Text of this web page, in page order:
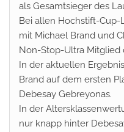
als Gesamtsieger des
Bei allen Hochstift-
mit Michael Brand und
Non-Stop-Ultra Mitglied
In der aktuellen
Brand auf dem ersten
Debesay Gebreyonas.
In der
nur knapp hinter